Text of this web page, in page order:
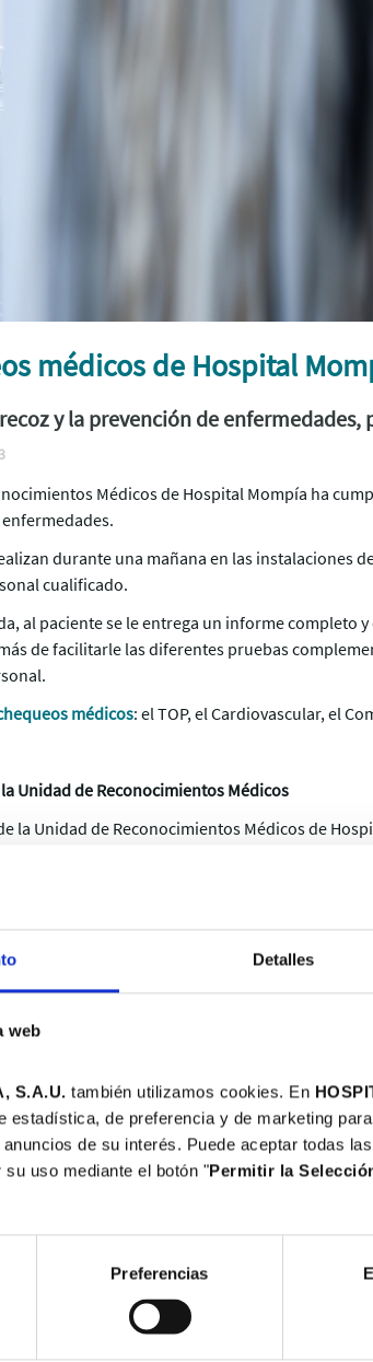
Detalles
web
S.A.U. también utilizamos cookies. En
estadística, de preferencia y de marketing
de su interés. Puede aceptar todas
uso mediante el botón "Permitir la
Preferencias
médicos de Hospital
y la prevención de
Médicos de Hospital Mompía ha
durante una mañana en las instalaciones
cualificado.
al paciente se le entrega un informe completo
de facilitarle las diferentes pruebas
médicos: el TOP, el Cardiovascular, el
Unidad de Reconocimientos Médicos
la Unidad de Reconocimientos Médicos de
Aja
Medicina y Cirugía Facultad de Medicina
de Médico Generalista del Ministerio de
Medicina de Urgencias y Emergencias Semes.
de medicina en urgencias de Clínica
de Cantabria. Años 2.002-2.003-2.004.
Urgencias Clínica Mompía 1.998-2.015.
de Médico Generalista del Ministerio de
Medicina de Urgencias y Emergencias Semes.
del desarrollo del Proyecto Europeo EHLAAS